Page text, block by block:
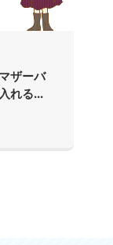
ザーバ
れる...